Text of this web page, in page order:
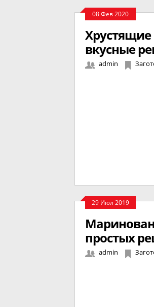
08 Фев 2020
вкусные
admin
29 Июл 2019
простых
admin